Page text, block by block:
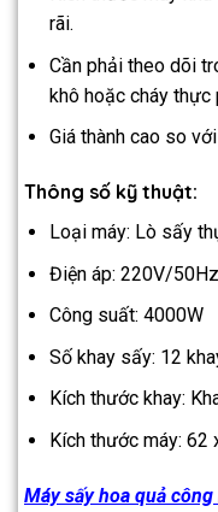
rãi.
Cần phải theo dõi
khô hoặc cháy thực
Giá thành cao so
Thông số kỹ thuật:
Loại máy: Lò sấy
Điện áp: 220V/50Hz
Công suất: 4000W
Số khay sấy: 12
Kích thước khay:
Kích thước máy: 62
Máy sấy hoa quả